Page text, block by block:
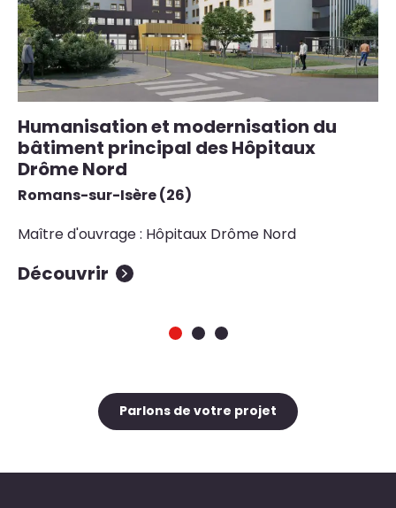
Humanisation et modernisation du
bâtiment principal des Hôpitaux
Drôme Nord
Romans-sur-Isère (26)
Maître d'ouvrage : Hôpitaux Drôme Nord
Découvrir
Parlons de votre projet